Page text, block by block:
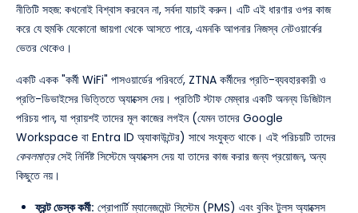
নীতিটি সহজ: কখনোই বিশ্বাস করবেন না, সর্বদা যাচাই করুন। এটি এই ধারণার ওপর কাজ
করে যে হুমকি যেকোনো জায়গা থেকে আসতে পারে, এমনকি আপনার নিজস্ব নেটওয়ার্কের
ভেতর থেকেও।
একটি একক "কর্মী WiFi" পাসওয়ার্ডের পরিবর্তে, ZTNA কর্মীদের প্রতি-ব্যবহারকারী ও
প্রতি-ডিভাইসের ভিত্তিতে অ্যাক্সেস দেয়। প্রতিটি স্টাফ মেম্বার একটি অনন্য ডিজিটাল
পরিচয় পান, যা প্রায়শই তাদের মূল কাজের লগইন (যেমন তাদের Google
Workspace বা Entra ID অ্যাকাউন্টের) সাথে সংযুক্ত থাকে। এই পরিচয়টি তাদের
কেবলমাত্রসেই নির্দিষ্ট সিস্টেমে অ্যাক্সেস দেয় যা তাদের কাজ করার জন্য প্রয়োজন, অন্য
কিছুতে নয়।
ফ্রন্ট ডেস্ক কর্মী: প্রোপার্টি ম্যানেজমেন্ট সিস্টেম (PMS) এবং বুকিং টুলস অ্যাক্সেস